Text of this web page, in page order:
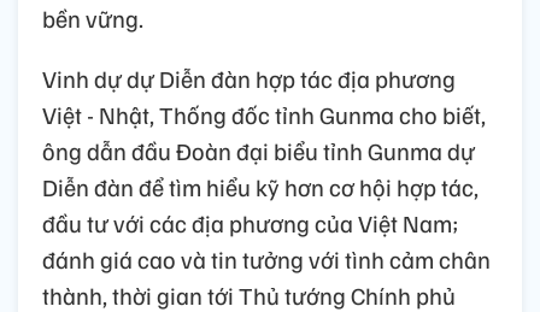
bền vững.
Vinh dự dự Diễn đàn hợp tác địa phương
Việt - Nhật, Thống đốc tỉnh Gunma cho biết,
ông dẫn đầu Đoàn đại biểu tỉnh Gunma dự
Diễn đàn để tìm hiểu kỹ hơn cơ hội hợp tác,
đầu tư với các địa phương của Việt Nam;
đánh giá cao và tin tưởng với tình cảm chân
thành, thời gian tới Thủ tướng Chính phủ